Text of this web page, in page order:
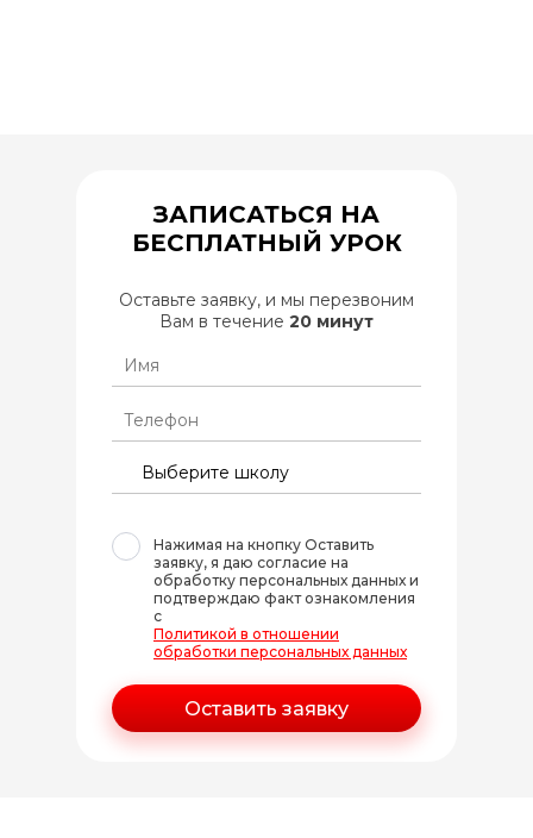
ЗАПИСАТЬСЯ НА
БЕСПЛАТНЫЙ УРОК
Оставьте заявку, и мы перезвоним
Вам в течение 20 минут
Нажимая на кнопку Оставить
заявку, я даю согласие на
обработку персональных данных и
подтверждаю факт ознакомления
с
Политикой в отношении
обработки персональных данных